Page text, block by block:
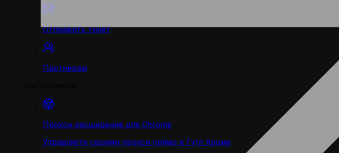
Отправить тикет
Партнёрам
Прокси расширение для Chrome
Управляете своими прокси прямо в Гугл Хроме